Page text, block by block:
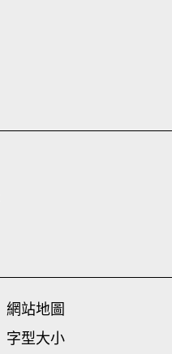
網站地圖
字型大小